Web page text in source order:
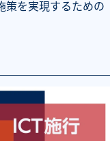
策を実現するための